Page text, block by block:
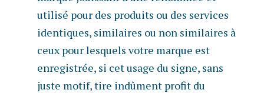
utilisé pour des produits ou des services
identiques, similaires ou non similaires à
ceux pour lesquels votre marque est
enregistrée, si cet usage du signe, sans
juste motif, tire indûment profit du